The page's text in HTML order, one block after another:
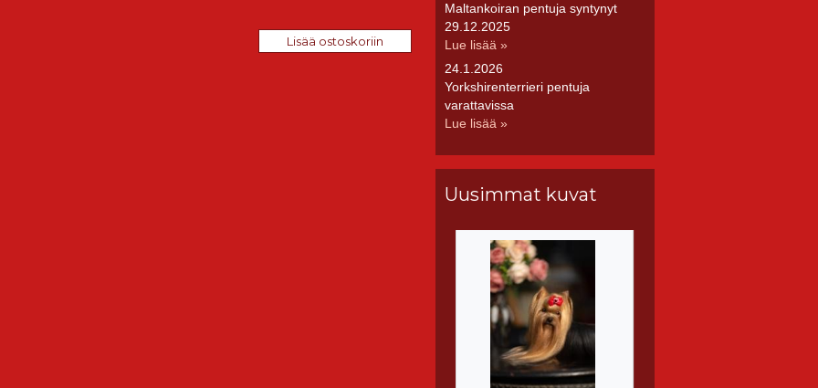
Maltankoiran pentuja syntynyt
29.12.2025
Lue lisää »
24.1.2026
Yorkshirenterrieri pentuja
varattavissa
Lue lisää »
Uusimmat kuvat